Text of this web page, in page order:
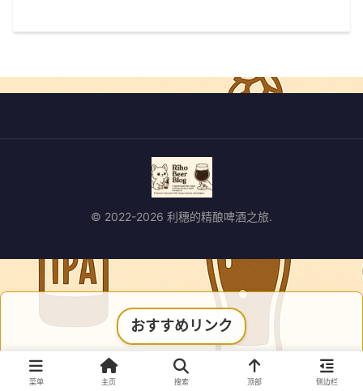
© 2022-2026 利穗的精酿啤酒之旅.
菜单 主页 搜索 顶部 侧边栏
おすすめリンク